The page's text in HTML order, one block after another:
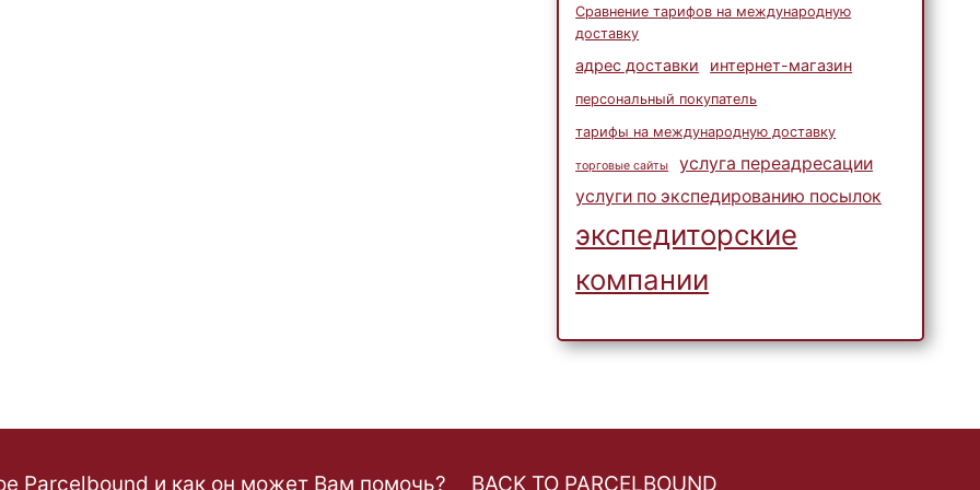
Сравнение тарифов на международную
доставку
адрес доставки интернет-магазин
персональный покупатель
тарифы на международную доставку
торговые сайты
услуга переадресации
услуги по экспедированию посылок
экспедиторские
компании
Parcelbound и как он может Вам помочь? BACK TO PARCELBOUND